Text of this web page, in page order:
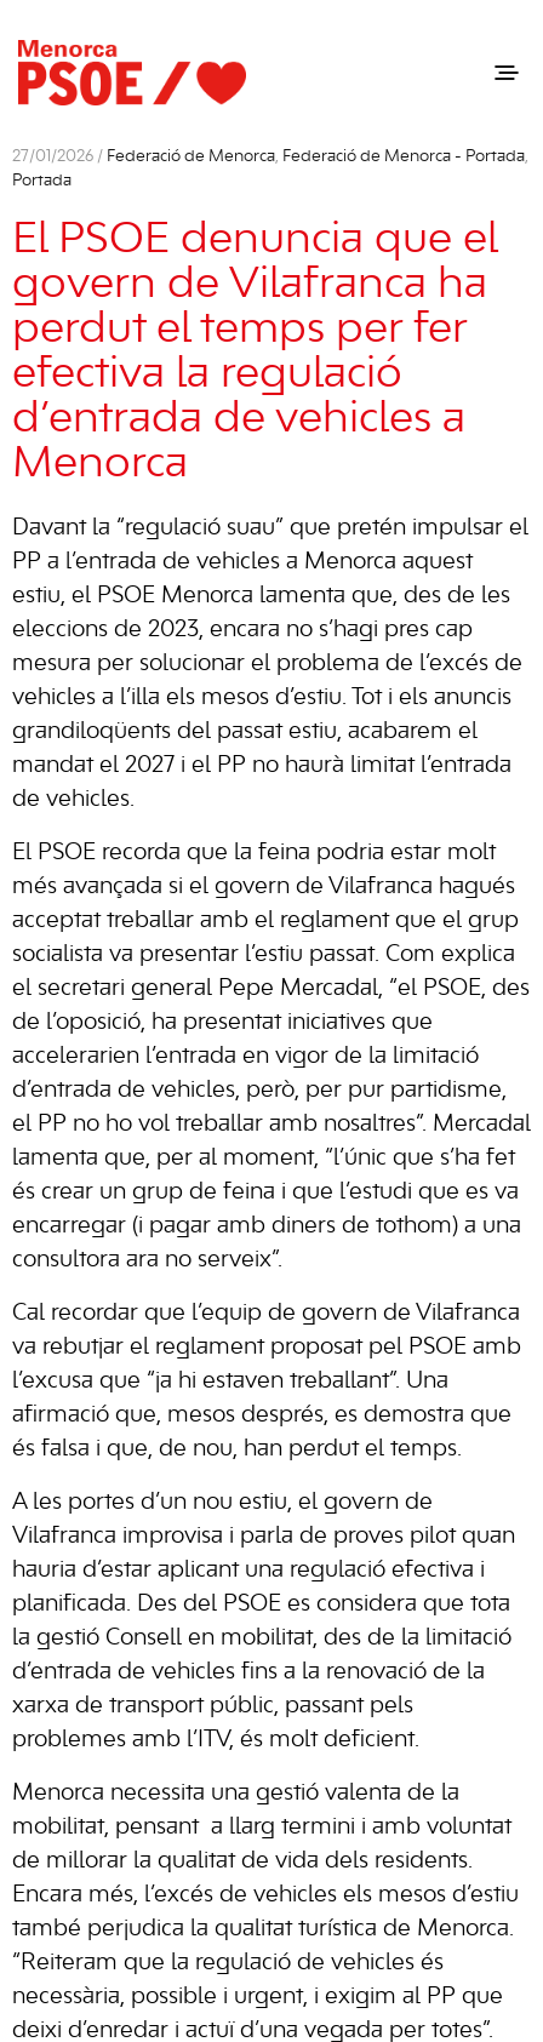
27/01/2026 / Federació de Menorca, Federació de Menorca - Portada,
Portada
El PSOE denuncia que el
govern de Vilafranca ha
perdut el temps per fer
efectiva la regulació
d’entrada de vehicles a
Menorca
Davant la “regulació suau” que pretén impulsar el
PP a l’entrada de vehicles a Menorca aquest
estiu, el PSOE Menorca lamenta que, des de les
eleccions de 2023, encara no s’hagi pres cap
mesura per solucionar el problema de l’excés de
vehicles a l’illa els mesos d’estiu. Tot i els anuncis
grandiloqüents del passat estiu, acabarem el
mandat el 2027 i el PP no haurà limitat l’entrada
de vehicles.
El PSOE recorda que la feina podria estar molt
més avançada si el govern de Vilafranca hagués
acceptat treballar amb el reglament que el grup
socialista va presentar l’estiu passat. Com explica
el secretari general Pepe Mercadal, “el PSOE, des
de l’oposició, ha presentat iniciatives que
accelerarien l’entrada en vigor de la limitació
d’entrada de vehicles, però, per pur partidisme,
el PP no ho vol treballar amb nosaltres”. Mercadal
lamenta que, per al moment, “l’únic que s’ha fet
és crear un grup de feina i que l’estudi que es va
encarregar (i pagar amb diners de tothom) a una
consultora ara no serveix”.
Cal recordar que l’equip de govern de Vilafranca
va rebutjar el reglament proposat pel PSOE amb
l’excusa que “ja hi estaven treballant”. Una
afirmació que, mesos després, es demostra que
és falsa i que, de nou, han perdut el temps.
A les portes d’un nou estiu, el govern de
Vilafranca improvisa i parla de proves pilot quan
hauria d’estar aplicant una regulació efectiva i
planificada. Des del PSOE es considera que tota
la gestió Consell en mobilitat, des de la limitació
d’entrada de vehicles fins a la renovació de la
xarxa de transport públic, passant pels
problemes amb l’ITV, és molt deficient.
Menorca necessita una gestió valenta de la
mobilitat, pensant a llarg termini i amb voluntat
de millorar la qualitat de vida dels residents.
Encara més, l’excés de vehicles els mesos d’estiu
també perjudica la qualitat turística de Menorca.
“Reiteram que la regulació de vehicles és
necessària, possible i urgent, i exigim al PP que
deixi d’enredar i actuï d’una vegada per totes”.